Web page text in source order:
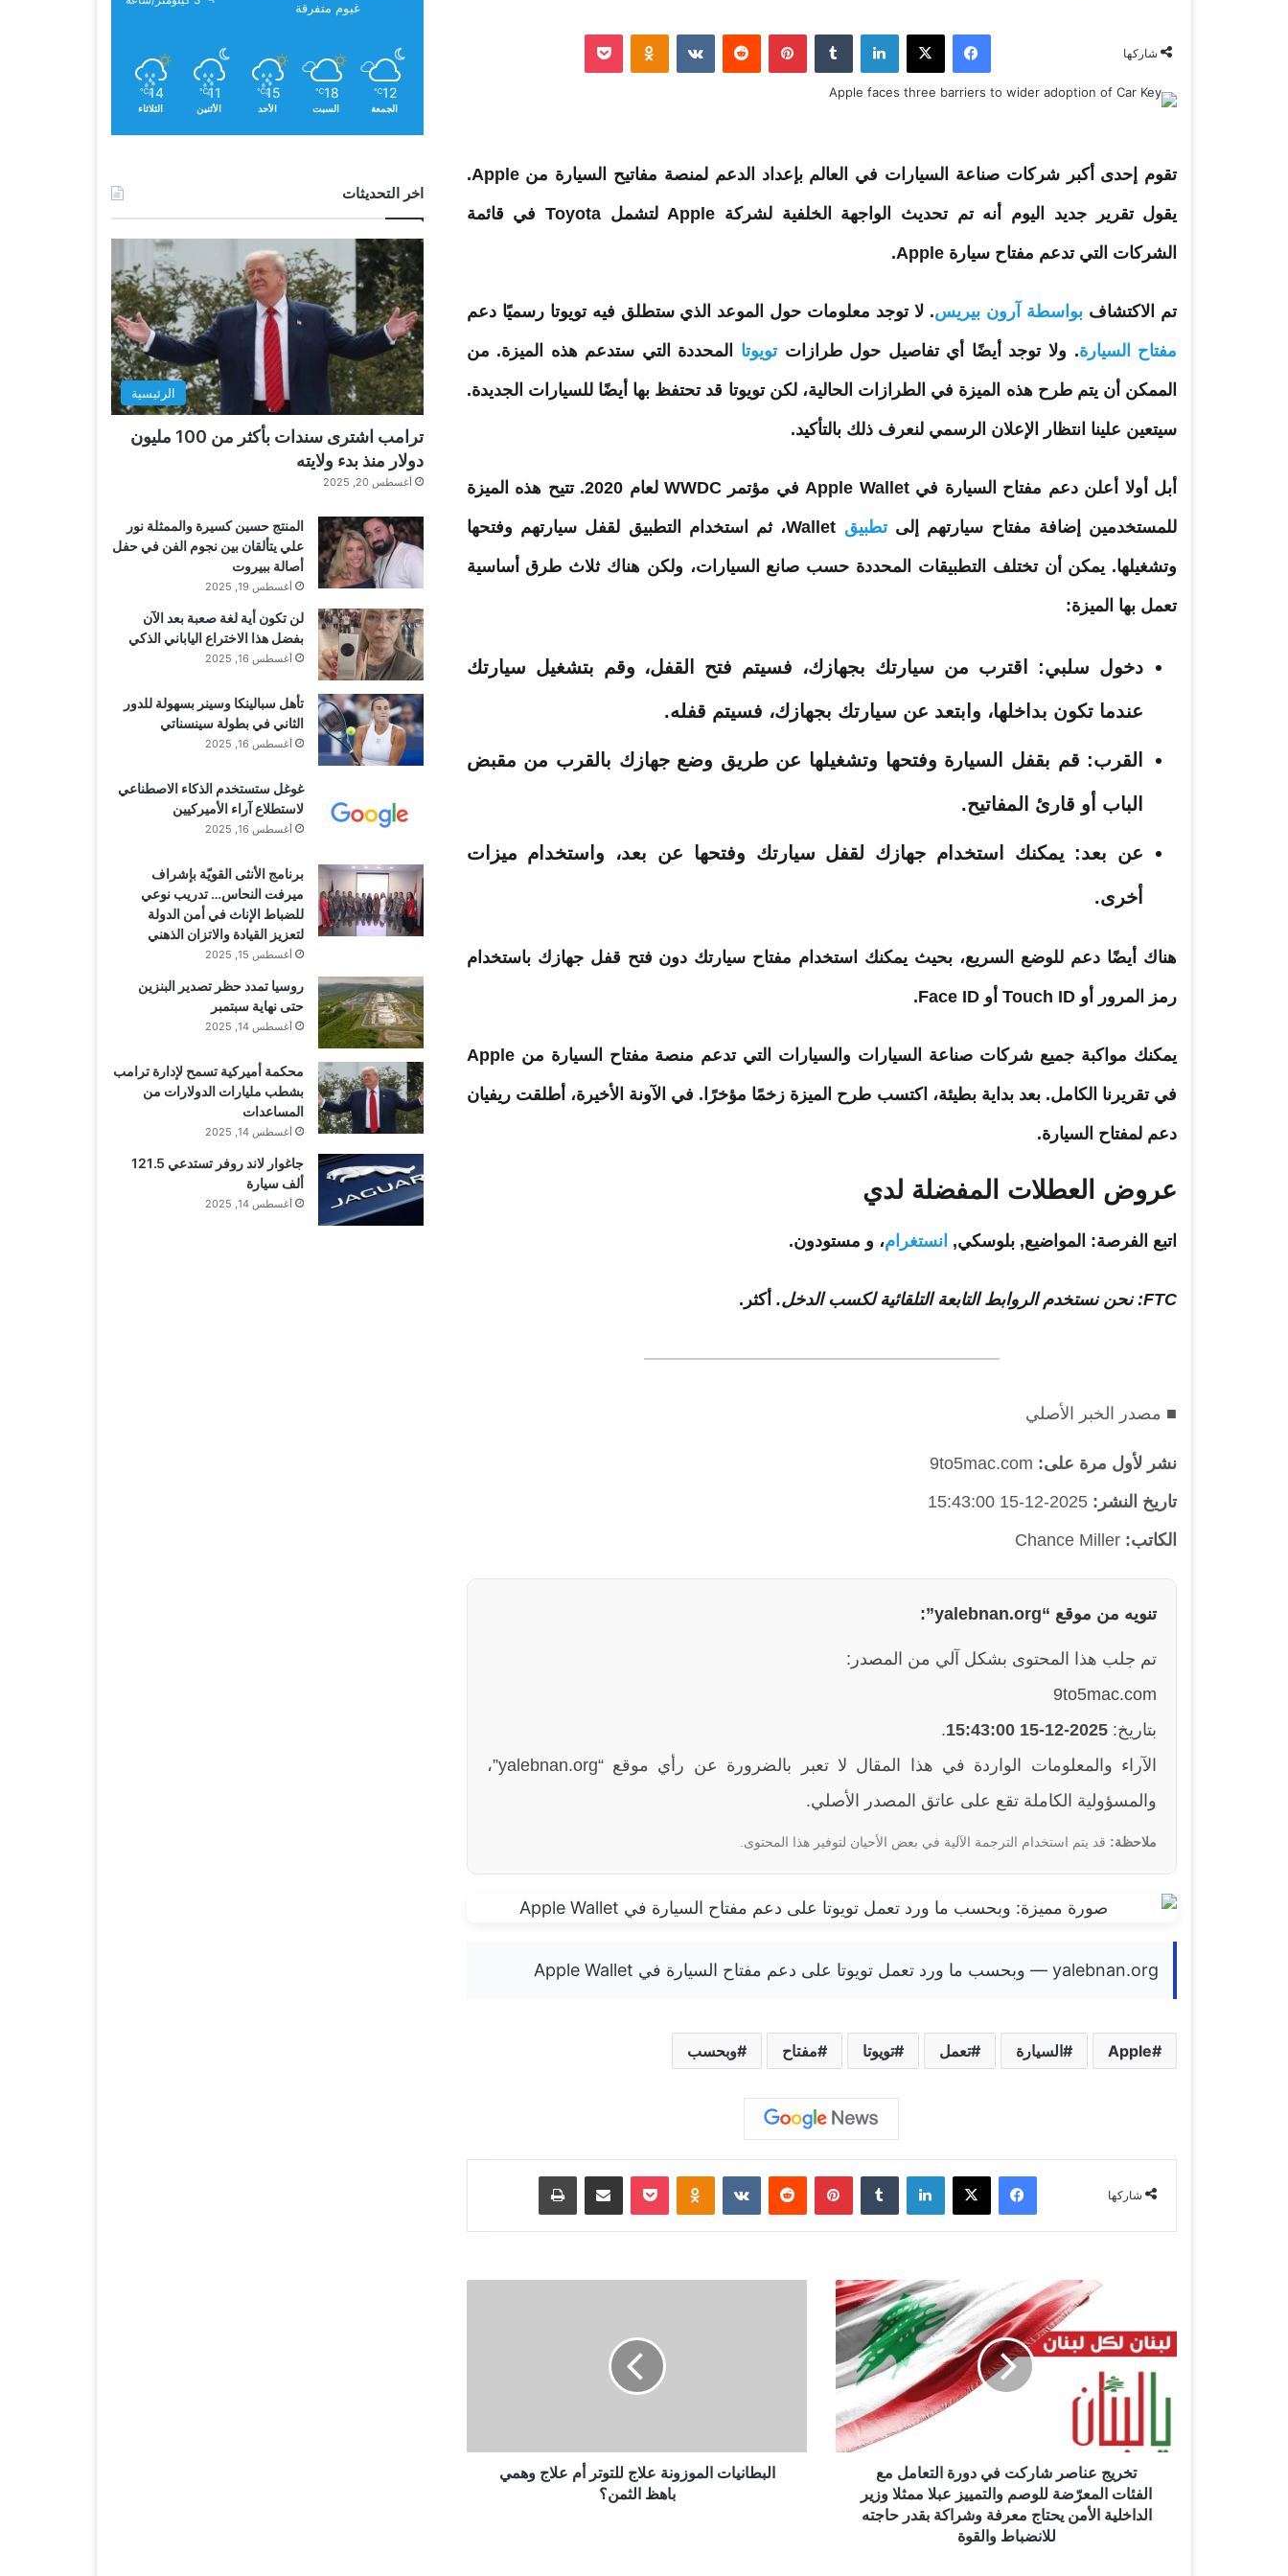
شاركها
فيسبوك ‫X لينكدإن بينتيريست ‏VKontakte
تقوم إحدى أكبر شركات صناعة السيارات في العالم بإعداد الدعم لمنصة مفاتيح السيارة منApple
.
يقول تقرير جديد اليوم أنه تم تحديث الواجهة الخلفية لشركة Apple لتشمل Toyota في قائمة
الشركات التي تدعم مفتاح سيارة Apple.
تم الاكتشاف بواسطة آرون بيريس. لا توجد معلومات حول الموعد الذي ستطلق فيهتويوتا رسميًا دعم
مفتاح السيارة. ولا توجد أيضًا أي تفاصيل حول طرازاتتويوتا المحددة التي ستدعم هذه الميزة. من
الممكن أن يتم طرح هذه الميزة في الطرازات الحالية، لكنتويوتا قد تحتفظ بها أيضًا للسيارات الجديدة.
سيتعين علينا انتظار الإعلان الرسمي لنعرف ذلك بالتأكيد.
أبل أولا أعلن دعم مفتاح السيارة في Apple Wallet في مؤتمر WWDC لعام 2020. تتيح هذه الميزة
للمستخدمين إضافة مفتاح سيارتهم إلىتطبيق Wallet، ثم استخدام التطبيق لقفل سيارتهم وفتحها
وتشغيلها. يمكن أن تختلف التطبيقات المحددة حسب صانع السيارات، ولكن هناك ثلاث طرق أساسية
تعمل بها الميزة:
دخول سلبي: اقترب من سيارتك بجهازك، فسيتم فتح القفل، وقم بتشغيل سيارتك
عندما تكون بداخلها، وابتعد عن سيارتك بجهازك، فسيتم قفله.
القرب: قم بقفل السيارة وفتحها وتشغيلها عن طريق وضع جهازك بالقرب من مقبض
الباب أو قارئ المفاتيح.
عن بعد: يمكنك استخدام جهازك لقفل سيارتك وفتحها عن بعد، واستخدام ميزات
أخرى.
هناك أيضًا دعم للوضع السريع، بحيث يمكنك استخدام مفتاح سيارتك دون فتح قفل جهازك باستخدام
رمز المرور أو Touch ID أو Face ID.
يمكنك مواكبة جميع شركات صناعة السيارات والسيارات التي تدعم منصة مفتاح السيارة من Apple
في تقريرنا الكامل. بعد بداية بطيئة، اكتسب طرح الميزة زخمًا مؤخرًا. في الآونة الأخيرة، أطلقت ريفيان
دعم لمفتاح السيارة.
عروض العطلات المفضلة لدي
اتبع الفرصة: المواضيع, بلوسكي, انستغرام، و مستودون.
FTC: نحن نستخدم الروابط التابعة التلقائية لكسب الدخل. أكثر.
■ مصدر الخبر الأصلي
نشر لأول مرة على: 9to5mac.com
تاريخ النشر: 2025-12-15 15:43:00
الكاتب: Chance Miller
تنويه من موقع “yalebnan.org”:
تم جلب هذا المحتوى بشكل آلي من المصدر:
9to5mac.com
بتاريخ: 2025-12-15 15:43:00
.
الآراء والمعلومات الواردة في هذا المقال لا تعبر بالضرورة عن رأي موقع “yalebnan.org”،
والمسؤولية الكاملة تقع على عاتق المصدر الأصلي.
ملاحظة: قد يتم استخدام الترجمة الآلية في بعض الأحيان لتوفير هذا المحتوى.
yalebnan.org — وبحسب ما ورد تعمل تويوتا على دعم مفتاح السيارة في Apple Wallet
Apple السيارة تعمل تويوتا مفتاح وبحسب
شاركها
فيسبوك ‫X لينكدإن بينتيريست ‏VKontakte
ر
ص
تخريج عناصر شاركت في دورة التعامل مع
الفئات المعرّضة للوصم والتمييز عبلا ممثلا وزير
الداخلية الأمن يحتاج معرفة وشراكة بقدر حاجته
للانضباط والقوة
ت
البطانيات الموزونة علاج للتوتر أم علاج وهمي
باهظ الثمن؟
غيوم متفرقة
12
℃
الجمعة
18
℃
السبت
15
℃
الأحد
11
℃
الأثنين
14
℃
الثلاثاء
اخر التحديثات
الرئيسية
ترامب اشترى سندات بأكثر من 100 مليون
دولار منذ بدء ولايته
أغسطس 20, 2025
المنتج حسين كسيرة والممثلة نور
علي يتألقان بين نجوم الفن في حفل
أصالة ببيروت
أغسطس 19, 2025
لن تكون أية لغة صعبة بعد الآن
بفضل هذا الاختراع الياباني الذكي
أغسطس 16, 2025
تأهل سبالينكا وسينر بسهولة للدور
الثاني في بطولة سينسناتي
أغسطس 16, 2025
غوغل ستستخدم الذكاء الاصطناعي
لاستطلاع آراء الأميركيين
أغسطس 16, 2025
برنامج الأنثى القويّة بإشراف
ميرفت النحاس… تدريب نوعي
للضباط الإناث في أمن الدولة
لتعزيز القيادة والاتزان الذهني
أغسطس 15, 2025
روسيا تمدد حظر تصدير البنزين
حتى نهاية سبتمبر
أغسطس 14, 2025
محكمة أميركية تسمح لإدارة ترامب
بشطب مليارات الدولارات من
المساعدات
أغسطس 14, 2025
جاغوار لاند روفر تستدعي 121.5
ألف سيارة
أغسطس 14, 2025